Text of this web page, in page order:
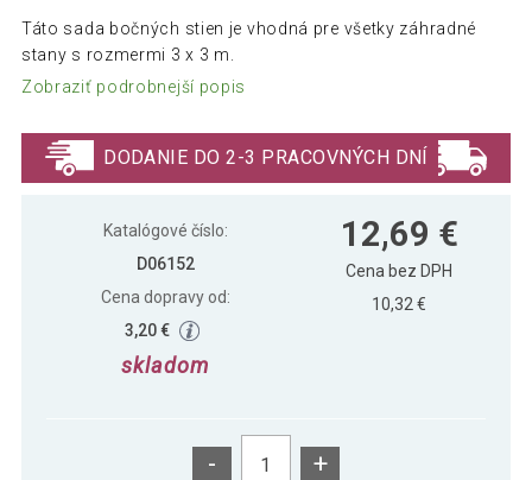
Táto sada bočných stien je vhodná pre všetky záhradné
stany s rozmermi 3 x 3 m.
Zobraziť podrobnejší popis
DODANIE DO 2-3 PRACOVNÝCH DNÍ
Katalógové číslo:
D06152
Cena dopravy od:
3,20 €
skladom
12,69 €
Cena bez DPH
10,32 €
- +